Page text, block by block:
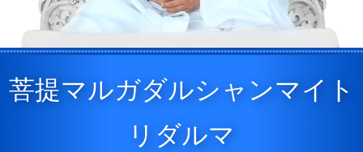
菩提マルガダルシャンマイト
リダルマ